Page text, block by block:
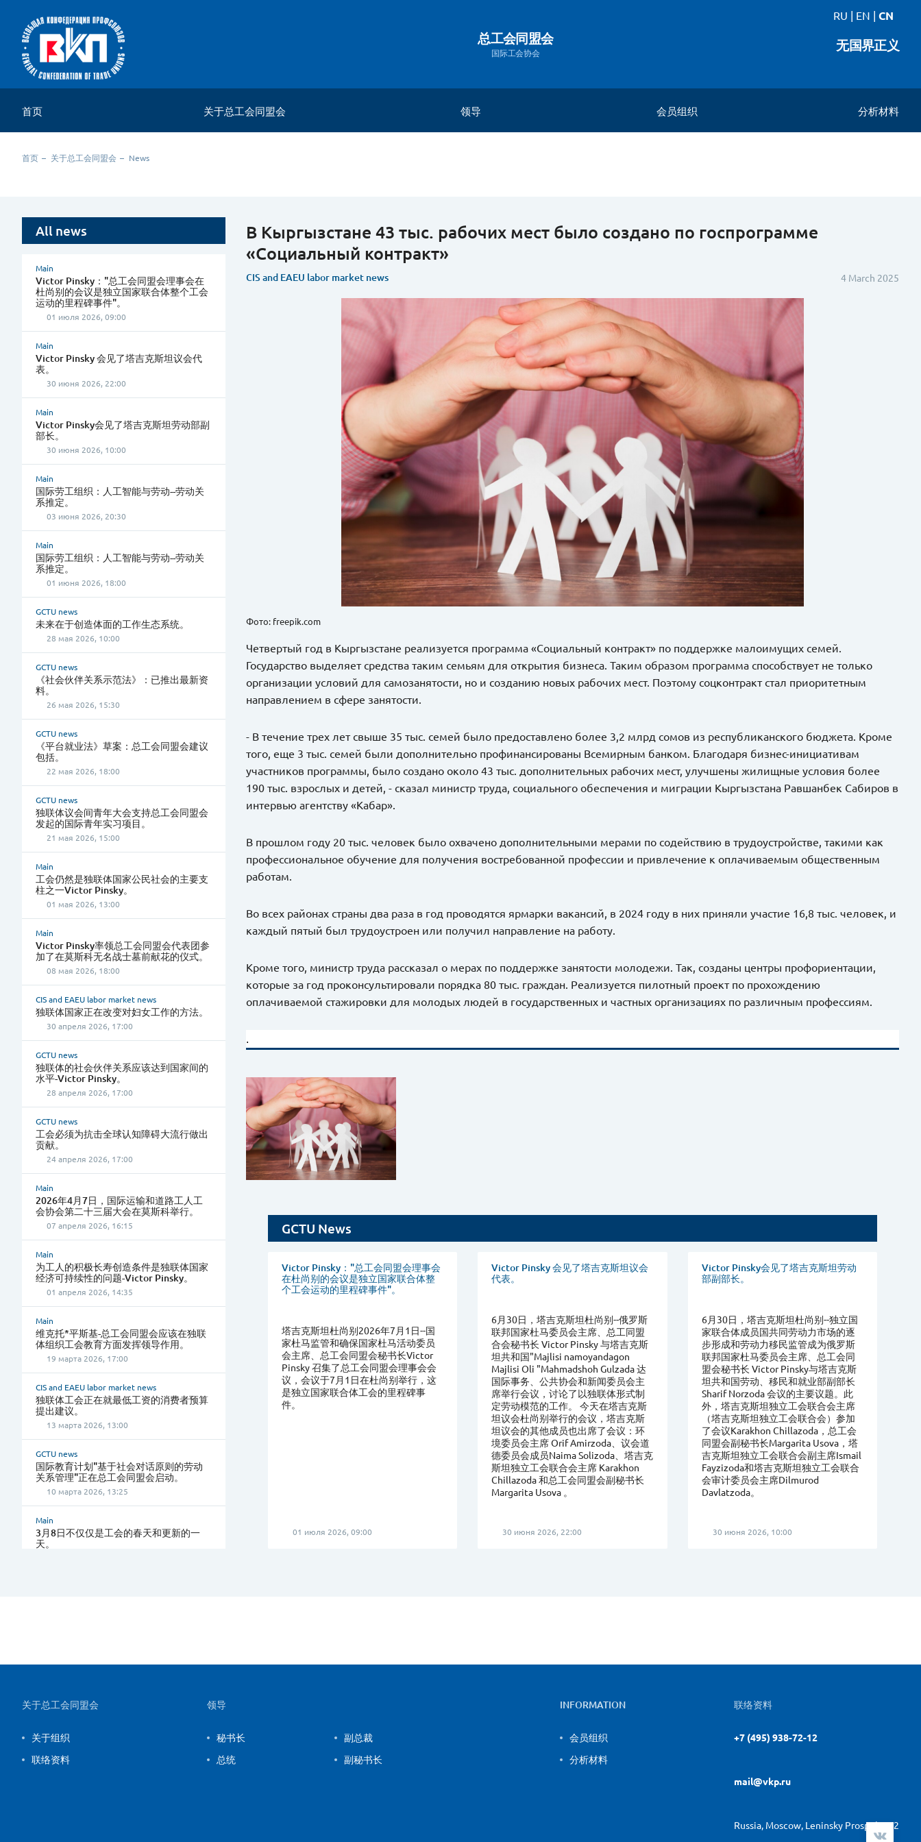
总工会同盟会
国际工会协会 无国界正义
RU | EN | CN
首页 关于总工会同盟会 领导 会员组织 分析材料
首页 关于总工会同盟会 News
All news
Main
Victor Pinsky："总工会同盟会理事会在
杜尚别的会议是独立国家联合体整个工会
运动的里程碑事件"。
01 июля 2026, 09:00
Main
Victor Pinsky 会见了塔吉克斯坦议会代
表。
30 июня 2026, 22:00
Main
Victor Pinsky会见了塔吉克斯坦劳动部副
部长。
30 июня 2026, 10:00
Main
国际劳工组织：人工智能与劳动--劳动关
系推定。
03 июня 2026, 20:30
Main
国际劳工组织：人工智能与劳动--劳动关
系推定。
01 июня 2026, 18:00
GCTU news
未来在于创造体面的工作生态系统。
28 мая 2026, 10:00
GCTU news
《社会伙伴关系示范法》：已推出最新资
料。
26 мая 2026, 15:30
GCTU news
《平台就业法》草案：总工会同盟会建议
包括。
22 мая 2026, 18:00
GCTU news
独联体议会间青年大会支持总工会同盟会
发起的国际青年实习项目。
21 мая 2026, 15:00
Main
工会仍然是独联体国家公民社会的主要支
柱之一Victor Pinsky。
01 мая 2026, 13:00
Main
Victor Pinsky率领总工会同盟会代表团参
加了在莫斯科无名战士墓前献花的仪式。
08 мая 2026, 18:00
CIS and EAEU labor market news
独联体国家正在改变对妇女工作的方法。
30 апреля 2026, 17:00
GCTU news
独联体的社会伙伴关系应该达到国家间的
水平-Victor Pinsky。
28 апреля 2026, 17:00
GCTU news
工会必须为抗击全球认知障碍大流行做出
贡献。
24 апреля 2026, 17:00
Main
2026年4月7日，国际运输和道路工人工
会协会第二十三届大会在莫斯科举行。
07 апреля 2026, 16:15
Main
为工人的积极长寿创造条件是独联体国家
经济可持续性的问题-Victor Pinsky。
01 апреля 2026, 14:35
Main
维克托*平斯基-总工会同盟会应该在独联
体组织工会教育方面发挥领导作用。
19 марта 2026, 17:00
CIS and EAEU labor market news
独联体工会正在就最低工资的消费者预算
提出建议。
13 марта 2026, 13:00
GCTU news
国际教育计划"基于社会对话原则的劳动
关系管理"正在总工会同盟会启动。
10 марта 2026, 13:25
Main
3月8日不仅仅是工会的春天和更新的一
天。
哈萨克斯坦劳工同盟会提议将工会的立法
工资第一：总工会同盟会寻求加强对跨境
破产工人权利的保护.
09 февраля 2026, 10:30
В Кыргызстане 43 тыс. рабочих мест было создано по госпрограмме
«Социальный контракт»
CIS and EAEU labor market news 4 March 2025
Фото: freepik.com
Четвертый год в Кыргызстане реализуется программа «Социальный контракт» по поддержке малоимущих семей.
Государство выделяет средства таким семьям для открытия бизнеса. Таким образом программа способствует не только
организации условий для самозанятости, но и созданию новых рабочих мест. Поэтому соцконтракт стал приоритетным
направлением в сфере занятости.
- В течение трех лет свыше 35 тыс. семей было предоставлено более 3,2 млрд сомов из республиканского бюджета. Кроме
того, еще 3 тыс. семей были дополнительно профинансированы Всемирным банком. Благодаря бизнес-инициативам
участников программы, было создано около 43 тыс. дополнительных рабочих мест, улучшены жилищные условия более
190 тыс. взрослых и детей, - сказал министр труда, социального обеспечения и миграции Кыргызстана Равшанбек Сабиров в
интервью агентству «Кабар».
В прошлом году 20 тыс. человек было охвачено дополнительными мерами по содействию в трудоустройстве, такими как
профессиональное обучение для получения востребованной профессии и привлечение к оплачиваемым общественным
работам.
Во всех районах страны два раза в год проводятся ярмарки вакансий, в 2024 году в них приняли участие 16,8 тыс. человек, и
каждый пятый был трудоустроен или получил направление на работу.
Кроме того, министр труда рассказал о мерах по поддержке занятости молодежи. Так, созданы центры профориентации,
которые за год проконсультировали порядка 80 тыс. граждан. Реализуется пилотный проект по прохождению
оплачиваемой стажировки для молодых людей в государственных и частных организациях по различным профессиям.
.
GCTU News
Victor Pinsky："总工会同盟会理事会
在杜尚别的会议是独立国家联合体整
个工会运动的里程碑事件"。
塔吉克斯坦杜尚别2026年7月1日--国
家杜马监管和确保国家杜马活动委员
会主席、总工会同盟会秘书长Victor
Pinsky 召集了总工会同盟会理事会会
议，会议于7月1日在杜尚别举行，这
是独立国家联合体工会的里程碑事
件。
01 июля 2026, 09:00
Victor Pinsky 会见了塔吉克斯坦议会
代表。
6月30日，塔吉克斯坦杜尚别--俄罗斯
联邦国家杜马委员会主席、总工同盟
合会秘书长 Victor Pinsky 与塔吉克斯
坦共和国"Majlisi namoyandagon
Majlisi Oli "Mahmadshoh Gulzada 达
国际事务、公共协会和新闻委员会主
席举行会议，讨论了以独联体形式制
定劳动模范的工作。 今天在塔吉克斯
坦议会杜尚别举行的会议，塔吉克斯
坦议会的其他成员也出席了会议：环
境委员会主席 Orif Amirzoda、议会道
德委员会成员Naima Solizoda、塔吉克
斯坦独立工会联合会主席 Karakhon
Chillazoda 和总工会同盟会副秘书长
Margarita Usova 。
30 июня 2026, 22:00
Victor Pinsky会见了塔吉克斯坦劳动
部副部长。
6月30日，塔吉克斯坦杜尚别--独立国
家联合体成员国共同劳动力市场的逐
步形成和劳动力移民监管成为俄罗斯
联邦国家杜马委员会主席、总工会同
盟会秘书长 Victor Pinsky与塔吉克斯
坦共和国劳动、移民和就业部副部长
Sharif Norzoda 会议的主要议题。此
外，塔吉克斯坦独立工会联合会主席
（塔吉克斯坦独立工会联合会）参加
了会议Karakhon Chillazoda，总工会
同盟会副秘书长Margarita Usova，塔
吉克斯坦独立工会联合会副主席Ismail
Fayzizoda和塔吉克斯坦独立工会联合
会审计委员会主席Dilmurod
Davlatzoda。
30 июня 2026, 10:00
Site map and contact information
关于总工会同盟会
关于组织
联络资料
领导
秘书长
总统
副总裁
副秘书长
INFORMATION
会员组织
分析材料
联络资料
+7 (495) 938-72-12
mail@vkp.ru
Russia, Moscow, Leninsky Prospekt, 42